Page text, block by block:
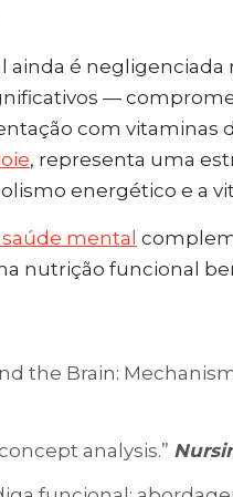
é negligenciada
—
com vitaminas
, representa uma
energético e a
mental
nutrição funcional
the Brain:
analysis.”